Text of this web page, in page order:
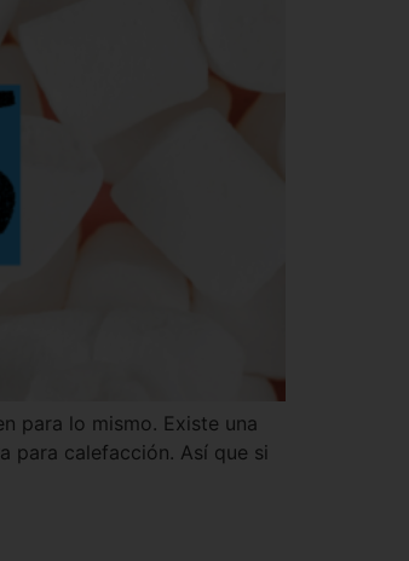
para lo mismo. Existe una
para calefacción. Así que si